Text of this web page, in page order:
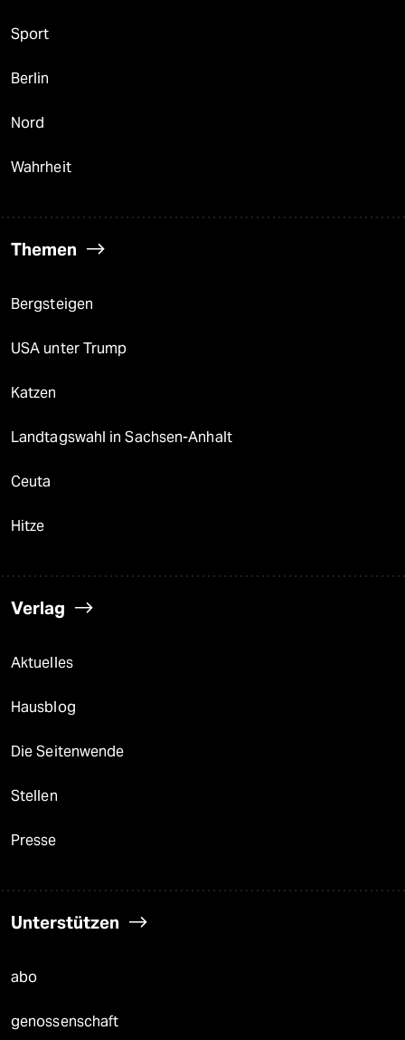
Sport
Berlin
Nord
Wahrheit
Themen
Bergsteigen
USA unter Trump
Katzen
Landtagswahl in Sachsen-Anhalt
Ceuta
Hitze
Verlag
Aktuelles
Hausblog
Die Seitenwende
Stellen
Presse
Unterstützen
abo
genossenschaft